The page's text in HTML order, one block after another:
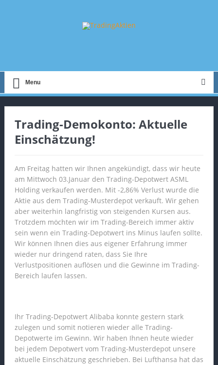
Menu
Trading-Demokonto: Aktuelle
Einschätzung!
Am Freitag hatten wir Ihnen angekündigt, dass wir heute
am Mittwoch 03.Januar den Trading-Depotwert ASML
Holding verkaufen werden. Mit -2,86% Verlust wurde die
Aktie aus dem Trading-Musterdepot verkauft. Wir gehen
aber weiterhin langfristig von steigenden Kursen aus.
Trotzdem möchten wir im Trading-Bereich immer aktiv
sein wenn ein Trading-Depotwert ins Minus laufen sollte.
Wir können Ihnen dies aus eigener Erfahrung immer
wieder nur dringend raten, dass Sie Ihre
Verlustpositionen auflösen und die Gewinne im Trading-
Bereich laufen lassen.
Ihr Trading-Depotwert Alibaba konnte gestern stark
zulegen und somit notieren wieder alle Trading-
Depotwerte im Gewinn. Wir haben Ihnen heute wieder
bei jedem Depotwert vom Trading-Musterdepot unsere
aktuelle Einschätzung geschrieben. Bei Lufthansa hat das